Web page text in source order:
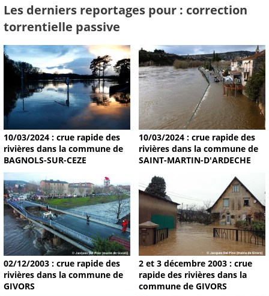
Les derniers reportages pour : correction
torrentielle passive
10/03/2024 : crue rapide des
rivières dans la commune de
BAGNOLS-SUR-CEZE
10/03/2024 : crue rapide des
rivières dans la commune de
SAINT-MARTIN-D'ARDECHE
02/12/2003 : crue rapide des
rivières dans la commune de
GIVORS
2 et 3 décembre 2003 : crue
rapide des rivières dans la
commune de GIVORS